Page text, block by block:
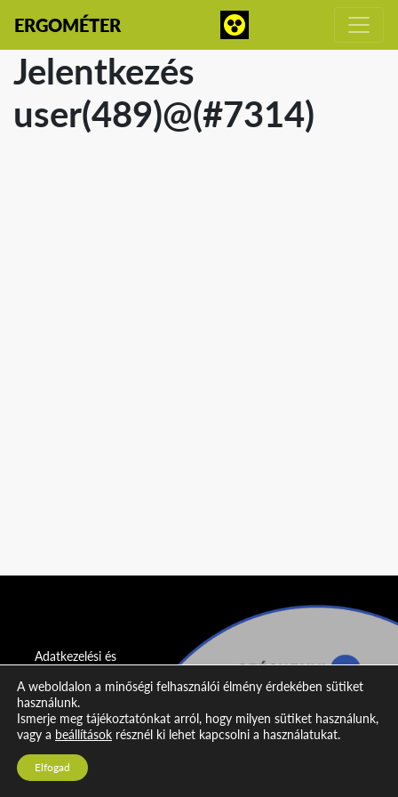
ERGOMÉTER
Jelentkezés
user(489)@(#7314)
Adatkezelési és
nyilatkozat
Impresszum
Kapcsolat
A weboldalon a minőségi felhasználói élmény érdekében sütiket
használunk.
Ismerje meg tájékoztatónkat arról, hogy milyen sütiket használunk,
vagy a beállítások résznél ki lehet kapcsolni a használatukat.
Elfogad